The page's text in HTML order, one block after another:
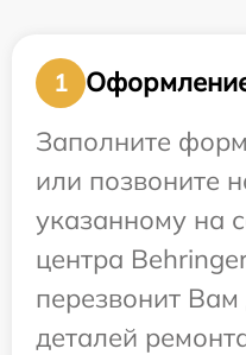
1
Заполните
или позвоните
указанному на
центра
перезвонит
деталей